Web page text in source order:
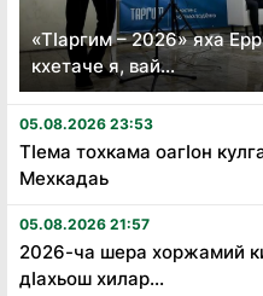
«Тӏаргим – 2026» яха
кхетаче я, вай...
05.08.2026 23:53
Тӏема тохкама оагӏон
Мехкадаь
05.08.2026 21:57
2026-ча шера хоржамий
дӏахьош хилар...